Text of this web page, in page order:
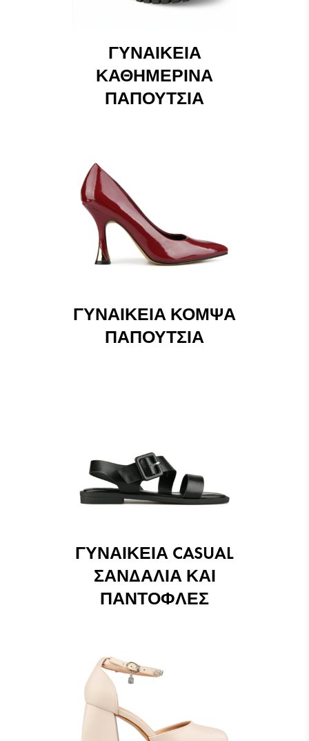
ΓΥΝΑΙΚΕΊΑ
ΚΑΘΗΜΕΡΙΝΆ
ΠΑΠΟΎΤΣΙΑ
ΓΥΝΑΙΚΕΊΑ ΚΟΜΨΆ
ΠΑΠΟΎΤΣΙΑ
ΓΥΝΑΙΚΕΊΑ CASUAL
ΣΑΝΔΆΛΙΑ ΚΑΙ
ΠΑΝΤΌΦΛΕΣ